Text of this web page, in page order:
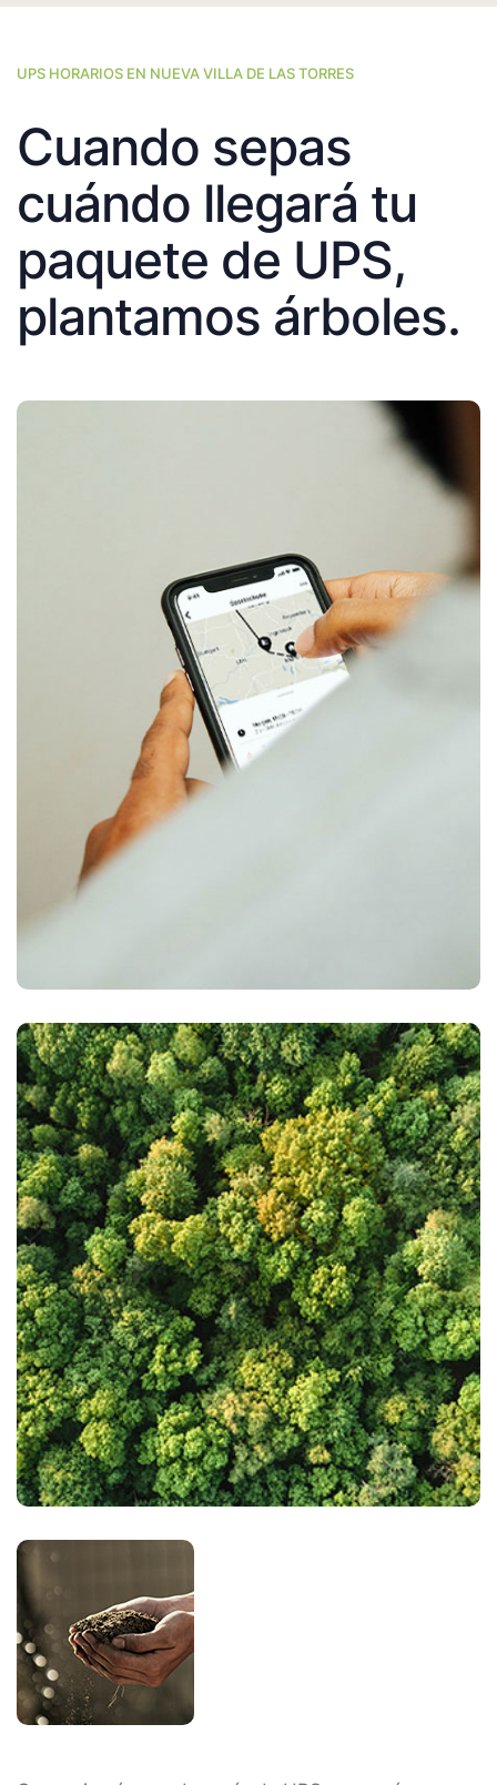
UPS HORARIOS EN NUEVA VILLA DE LAS TORRES
Cuando sepas
cuándo llegará tu
paquete de UPS,
plantamos árboles.